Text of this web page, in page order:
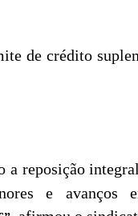
de crédito
a reposição
e avanços